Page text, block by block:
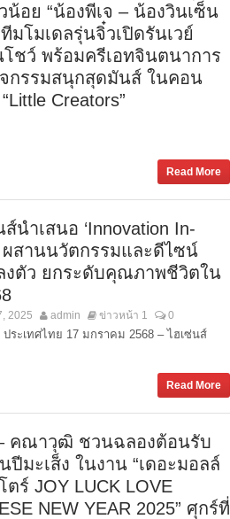
น้อย “น้องพีเจ – น้องวินเซ็น
มโมเดลรุ่นจิ๋วเปิดรันเวย์
ชว์ พร้อมครีเอทจินตนาการ
กรรมสนุกสุดมันส์ ในคอน
Creators”
Read More
ส์นำเสนอ ‘Innovation In-
ผสานนวัตกรรมและดีไซน์
งตัว ยกระดับคุณภาพชีวิตใน
2025 admin ข่าวหน้า 1 0
ประเทศไทย 17 มกราคม 2568 – ไฮเซ่นส์
Read More
คณาวุฒิ ชวนฉลองต้อนรับ
ปีมะเส็ง ในงาน “เดอะมอลล์
ตร์ JOY LUCK LOVE
NEW YEAR 2025” ศุกร์ที่